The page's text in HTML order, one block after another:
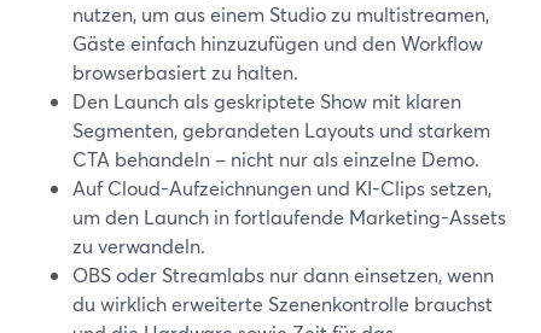
nutzen, um aus einem Studio zu multistreamen,
Gäste einfach hinzuzufügen und den Workflow
browserbasiert zu halten.
Den Launch als geskriptete Show mit klaren
Segmenten, gebrandeten Layouts und starkem
CTA behandeln – nicht nur als einzelne Demo.
Auf Cloud-Aufzeichnungen und KI-Clips setzen,
um den Launch in fortlaufende Marketing-Assets
zu verwandeln.
OBS oder Streamlabs nur dann einsetzen, wenn
du wirklich erweiterte Szenenkontrolle brauchst